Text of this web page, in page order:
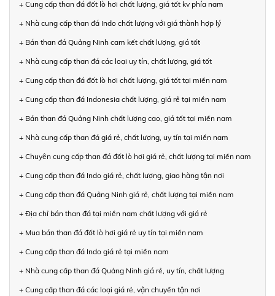
+ Cung cấp than đá đốt lò hơi chất lượng, giá tốt kv phía nam
+ Nhà cung cấp than đá Indo chất lượng với giá thành hợp lý
+ Bán than đá Quảng Ninh cam kết chất lượng, giá tốt
+ Nhà cung cấp than đá các loại uy tín, chất lượng, giá tốt
+ Cung cấp than đá đốt lò hơi chất lượng, giá tốt tại miền nam
+ Cung cấp than đá Indonesia chất lượng, giá rẻ tại miền nam
+ Bán than đá Quảng Ninh chất lượng cao, giá tốt tại miền nam
+ Nhà cung cấp than đá giá rẻ, chất lượng, uy tín tại miền nam
+ Chuyên cung cấp than đá đốt lò hơi giá rẻ, chất lượng tại miền nam
+ Cung cấp than đá Indo giá rẻ, chất lượng, giao hàng tận nơi
+ Cung cấp than đá Quảng Ninh giá rẻ, chất lượng tại miền nam
+ Địa chỉ bán than đá tại miền nam chất lượng với giá rẻ
+ Mua bán than đá đốt lò hơi giá rẻ uy tín tại miền nam
+ Cung cấp than đá Indo giá rẻ tại miền nam
+ Nhà cung cấp than đá Quảng Ninh giá rẻ, uy tín, chất lượng
+ Cung cấp than đá các loại giá rẻ, vận chuyển tận nơi